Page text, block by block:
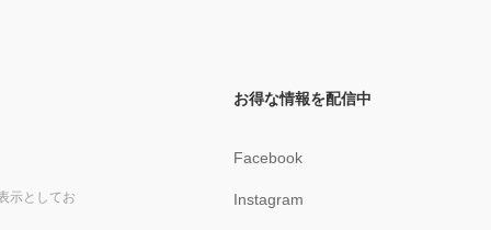
示としてお
お得な情報を配信中
Facebook
Instagram